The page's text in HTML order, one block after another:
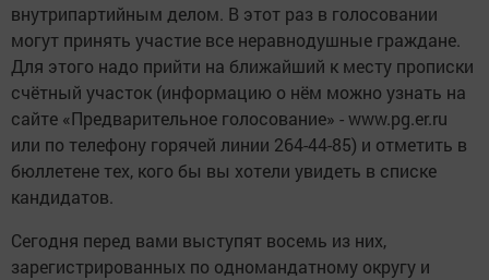
внутрипартийным делом. В этот раз в голосовании
могут принять участие все неравнодушные граждане.
Для этого надо прийти на ближайший к месту прописки
счётный участок (информацию о нём можно узнать на
сайте «Предварительное голосование» - www.pg.er.ru
или по телефону горячей линии 264-44-85) и отметить в
бюллетене тех, кого бы вы хотели увидеть в списке
кандидатов.
Сегодня перед вами выступят восемь из них,
зарегистрированных по одномандатному округу и